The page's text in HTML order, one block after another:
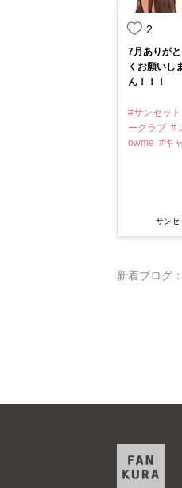
2
7月ありが
くお願いし
ん！！！
#サンセッ
ークラブ #
owme #キ
サンセ
新着ブログ